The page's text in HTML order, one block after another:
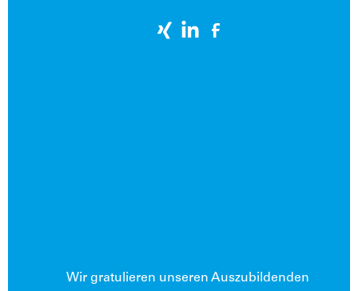
Wir gratulieren unseren Auszubildenden